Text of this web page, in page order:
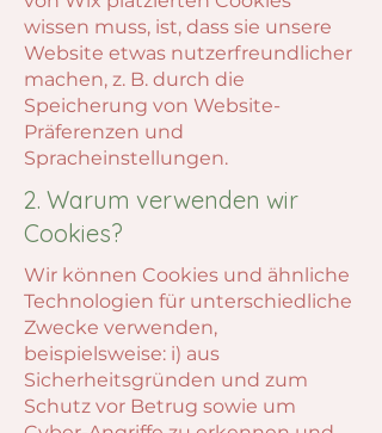
wissen muss, ist, dass sie unsere
Website etwas nutzerfreundlicher
machen, z. B. durch die
Speicherung von Website-
Präferenzen und
Spracheinstellungen.
2. Warum verwenden wir
Cookies?
Wir können Cookies und ähnliche
Technologien für unterschiedliche
Zwecke verwenden,
beispielsweise: i) aus
Sicherheitsgründen und zum
Schutz vor Betrug sowie um